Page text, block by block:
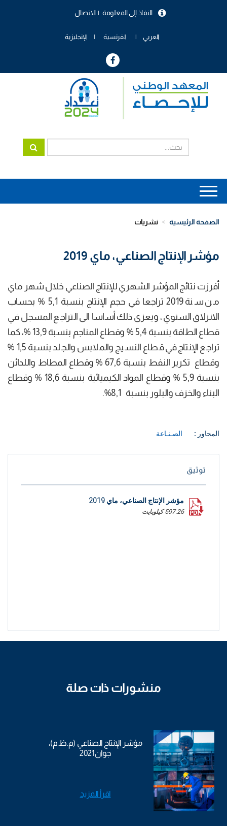
الاتصال النفاذ إلى المعلومة
العربي الفرنسية الإنجليزية
Main
navigation
الصفحة الرئيسية نشريات
مؤشر الإنتاج الصناعي، ماي 2019
أفرزت نتائج المؤشر الشهري للإنتاج الصناعي خلال شهر ماي
من سنة 2019 تراجعا في حجم الإنتاج بنسبة 5,1 % بحساب
الانزلاق السنوي، ويعزى ذلك أساسا الى التراجع المسجل في
قطاع الطاقة بنسبة 5,4 % وقطاع المناجم بنسبة 13,9 %، كما
تراجع الإنتاج في قطاع النسيج والملابس والجلد بنسبة 1,5 %
وقطاع تكرير النفط بنسبة 67,6 % وقطاع المطاط واللدائن
بنسبة 5,9 % وقطاع المواد الكيميائية بنسبة 18,6 % وقطاع
البناء والخزف والبلور بنسبة 8,1%.
المحاور : الصـنـاعة
توثيق
مؤشر الإنتاج الصناعي، ماي 2019
597.26 كيلوبايت
منشورات ذات صلة
مؤشر الإنتاج الصناعي (م.ظ.م)،
جوان2021
اقرأ المزيد